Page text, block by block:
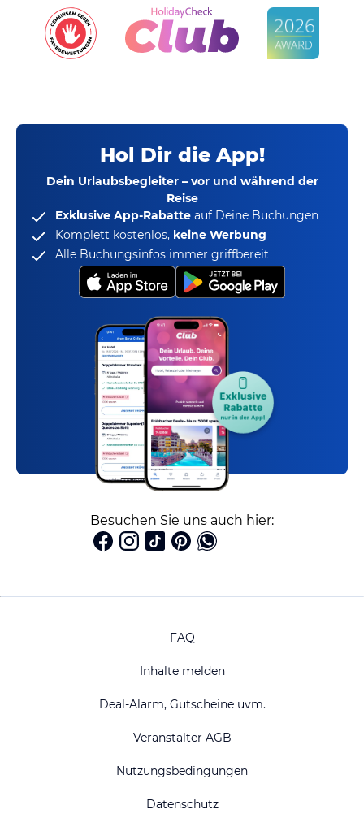
Hol Dir die App!
Dein Urlaubsbegleiter – vor und während der
Reise
Exklusive App-Rabatte auf Deine Buchungen
Komplett kostenlos, keine Werbung
Alle Buchungsinfos immer griffbereit
Besuchen Sie uns auch hier:
FAQ
Inhalte melden
Deal-Alarm, Gutscheine uvm.
Veranstalter AGB
Nutzungsbedingungen
Datenschutz